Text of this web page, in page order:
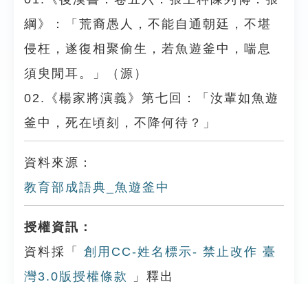
綱》：「荒裔愚人，不能自通朝廷，不堪
侵枉，遂復相聚偷生，若魚遊釜中，喘息
須臾閒耳。」（源）
02.《楊家將演義》第七回：「汝輩如魚遊
釜中，死在頃刻，不降何待？」
資料來源：
教育部成語典_魚遊釜中
授權資訊：
資料採「
創用CC-姓名標示- 禁止改作 臺
灣3.0版授權條款
」釋出